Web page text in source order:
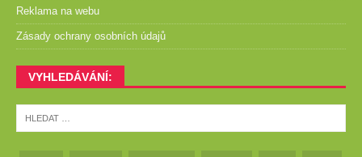
Reklama na webu
Zásady ochrany osobních údajů
VYHLEDÁVÁNÍ: